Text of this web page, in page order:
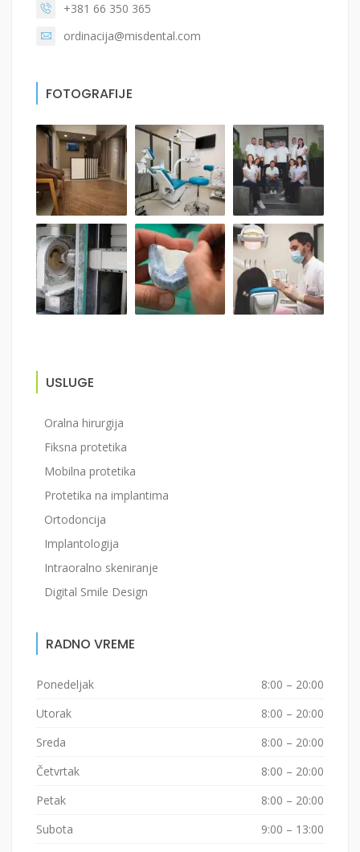
+381 66 350 365
ordinacija@misdental.com
FOTOGRAFIJE
USLUGE
Oralna hirurgija
Fiksna protetika
Mobilna protetika
Protetika na implantima
Ortodoncija
Implantologija
Intraoralno skeniranje
Digital Smile Design
RADNO VREME
Ponedeljak
8:00 – 20:00
Utorak
8:00 – 20:00
Sreda
8:00 – 20:00
Četvrtak
8:00 – 20:00
Petak
8:00 – 20:00
Subota
9:00 – 13:00